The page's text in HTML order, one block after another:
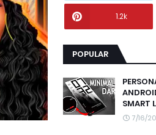
1.2k
POPULAR
SMART
7/16/